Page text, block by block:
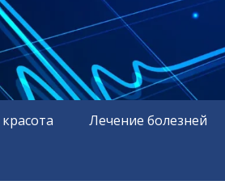
Лечение болезней